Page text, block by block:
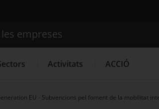
Cercador
empreses
Activitats ACCIÓ
EU - Subvencions pel foment de la mobilitat